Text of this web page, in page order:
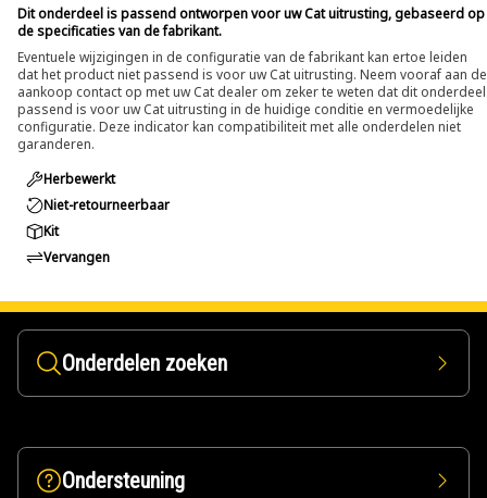
Dit onderdeel is passend ontworpen voor uw Cat uitrusting, gebaseerd op
de specificaties van de fabrikant.
Eventuele wijzigingen in de configuratie van de fabrikant kan ertoe leiden
dat het product niet passend is voor uw Cat uitrusting. Neem vooraf aan de
aankoop contact op met uw Cat dealer om zeker te weten dat dit onderdeel
passend is voor uw Cat uitrusting in de huidige conditie en vermoedelijke
configuratie. Deze indicator kan compatibiliteit met alle onderdelen niet
garanderen.
Herbewerkt
Niet-retourneerbaar
Kit
Vervangen
Onderdelen zoeken
Ondersteuning